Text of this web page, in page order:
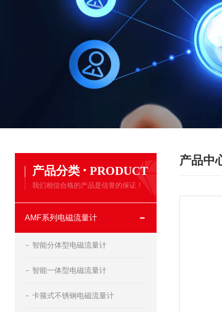
产品分类 · PRODUCT
我们相信合格的产品是信誉的保证！
AMF系列电磁流量计
智能分体型电磁流量计
智能一体型电磁流量计
卡箍式不锈钢电磁流量计
产品中